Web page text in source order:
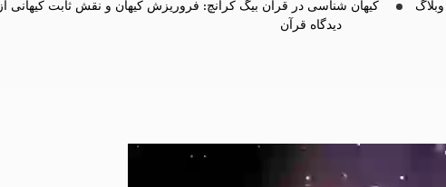
وبلاگ کیهان شناسی در قرآن بیگ کرانچ: فروریزش کیهان و نقش ثابت کیهانی از
دیدگاه قرآن